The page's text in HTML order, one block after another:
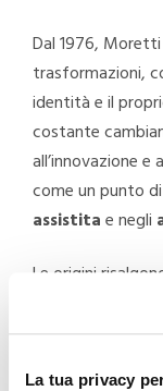
La tua privacy
Dal 1976,
trasformazioni,
identità e il
costante
all’innovazione e
come un punto
assistitae negli
Le origini
farmaceutica e
dedicato. Fino